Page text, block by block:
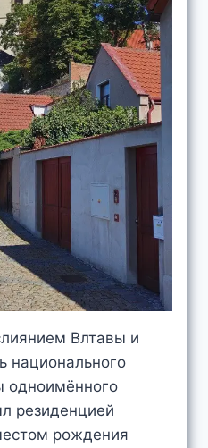
Влтавы и
национального
одноимённого
резиденцией
рождения